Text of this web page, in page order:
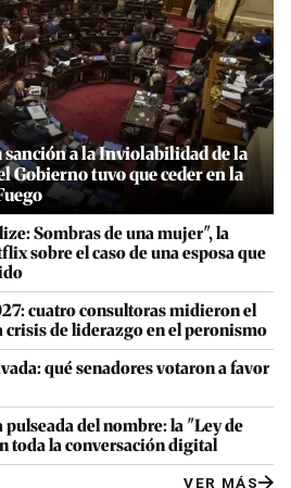
sanción a la Inviolabilidad de la
Gobierno tuvo que ceder en la
Sombras de una mujer", la
sobre el caso de una esposa que
cuatro consultoras midieron el
crisis de liderazgo en el peronismo
qué senadores votaron a favor
del nombre: la "Ley de
toda la conversación digital
VER MÁS